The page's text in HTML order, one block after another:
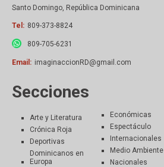
Santo Domingo, República Dominicana
Tel: 809-373-8824
809-705-6231
Email: imaginaccionRD@gmail.com
Secciones
Arte y Literatura
Crónica Roja
Deportivas
Dominicanos en
Europa
Económicas
Espectáculo
Internacionales
Medio Ambiente
Nacionales